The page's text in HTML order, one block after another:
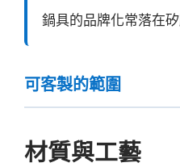
鍋具的品牌化常落在
可客製的範圍
材質與工藝